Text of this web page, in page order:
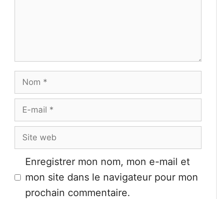
Nom
E-
mail
Site
web
Enregistrer mon nom, mon e-mail et
mon site dans le navigateur pour mon
prochain commentaire.